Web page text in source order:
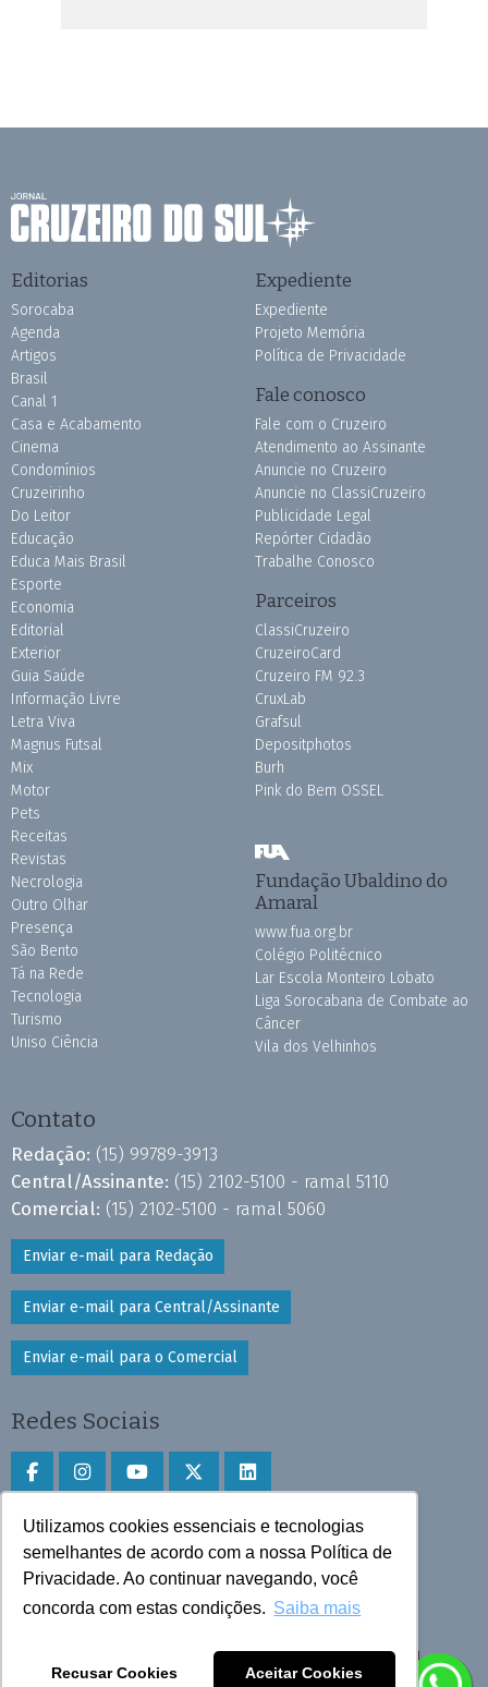
Utilizamos cookies essenciais e tecnologias
semelhantes de acordo com a nossa Política de
Privacidade. Ao continuar navegando, você
concorda com estas condições. Saiba mais
Recusar Cookies Aceitar Cookies
Editorias
Sorocaba
Agenda
Artigos
Brasil
Canal 1
Casa e Acabamento
Cinema
Condomínios
Cruzeirinho
Do Leitor
Educação
Educa Mais Brasil
Esporte
Economia
Editorial
Exterior
Guia Saúde
Informação Livre
Letra Viva
Magnus Futsal
Mix
Motor
Pets
Receitas
Revistas
Necrologia
Outro Olhar
Presença
São Bento
Tá na Rede
Tecnologia
Turismo
Uniso Ciência
Expediente
Expediente
Projeto Memória
Política de Privacidade
Fale conosco
Fale com o Cruzeiro
Atendimento ao Assinante
Anuncie no Cruzeiro
Anuncie no ClassiCruzeiro
Publicidade Legal
Repórter Cidadão
Trabalhe Conosco
Parceiros
ClassiCruzeiro
CruzeiroCard
Cruzeiro FM 92.3
CruxLab
Grafsul
Depositphotos
Burh
Pink do Bem OSSEL
Fundação Ubaldino do
Amaral
www.fua.org.br
Colégio Politécnico
Lar Escola Monteiro Lobato
Liga Sorocabana de Combate ao
Câncer
Vila dos Velhinhos
Contato
Redação: (15) 99789-3913
Central/Assinante: (15) 2102-5100 - ramal 5110
Comercial: (15) 2102-5100 - ramal 5060
Enviar e-mail para Redação
Enviar e-mail para Central/Assinante
Enviar e-mail para o Comercial
Redes Sociais
Faça download do aplicativo
Play Store e App Store
Todos os direitos reservados © 2025 Cruzeiro do Sul